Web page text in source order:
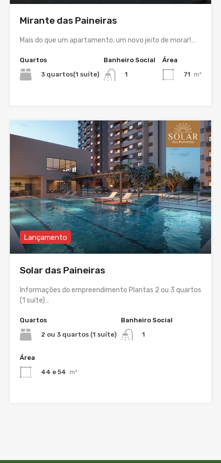
Mirante das Paineiras
Mais do que um apartamento, um novo jeito de morar!…
Quartos
3 quartos(1 suíte)
Banheiro Social
1
Área
71 m²
Lançamento
Solar das Paineiras
Informações do empreendimento Plantas 2 ou 3 quartos
(1 suíte)…
Quartos
2 ou 3 quartos (1 suíte)
Banheiro Social
1
Área
44 e 54 m²